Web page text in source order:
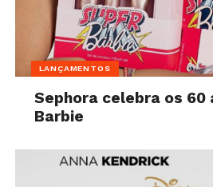
LANÇAMENTOS
Sephora celebra os 60
Barbie